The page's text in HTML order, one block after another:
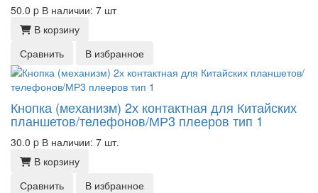
50.0 p В наличии: 7 шт
В корзину
Сравнить
В избранное
Кнопка (механизм) 2х контактная для Китайских
планшетов/телефонов/МР3 плееров тип 1
30.0 p В наличии: 7 шт.
В корзину
Сравнить
В избранное